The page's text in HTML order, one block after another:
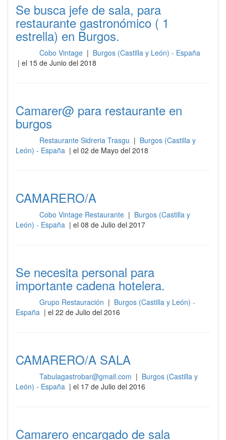
Se busca jefe de sala, para
restaurante gastronómico ( 1
estrella) en Burgos.
Cobo Vintage | Burgos (Castilla y León) - España
| el 15 de Junio del 2018
Camarer@ para restaurante en
burgos
Restaurante Sidreria Trasgu | Burgos (Castilla y
León) - España | el 02 de Mayo del 2018
CAMARERO/A
Cobo Vintage Restaurante | Burgos (Castilla y
León) - España | el 08 de Julio del 2017
Se necesita personal para
importante cadena hotelera.
Grupo Restauración | Burgos (Castilla y León) -
España | el 22 de Julio del 2016
CAMARERO/A SALA
Tabulagastrobar@gmail.com | Burgos (Castilla y
León) - España | el 17 de Julio del 2016
Camarero encargado de sala